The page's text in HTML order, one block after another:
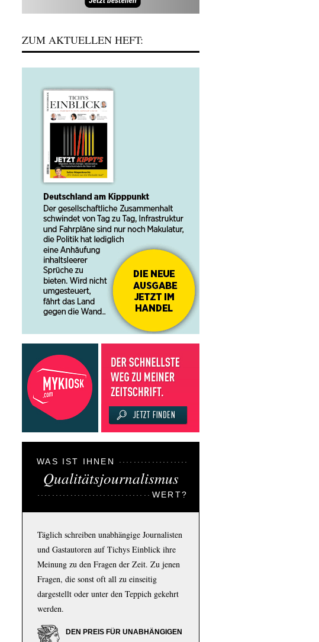
ZUM AKTUELLEN HEFT:
WAS IST IHNEN
Qualitätsjournalismus
WERT?
Täglich schreiben unabhängige Journalisten
und Gastautoren auf Tichys Einblick ihre
Meinung zu den Fragen der Zeit. Zu jenen
Fragen, die sonst oft all zu einseitig
dargestellt oder unter den Teppich gekehrt
werden.
DEN PREIS FÜR UNABHÄNGIGEN